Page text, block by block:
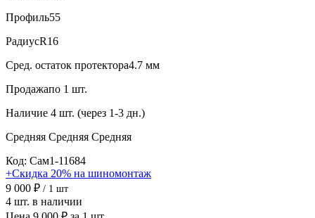
Профиль55
РадиусR16
Сред. остаток протектора4.7 мм
Продажапо 1 шт.
Наличие 4 шт. (через 1-3 дн.)
Средняя Средняя Средняя
Код: Сам1-11684
+Скидка 20% на шиномонтаж
9 000 ₽ / 1 шт
4 шт. в наличии